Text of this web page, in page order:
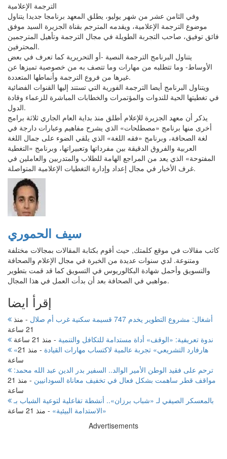
الترجمة الإعلامية
وفي الثامن عشر من شهر يوليو، يطلق المعهد برنامجا جديدا يتناول
موضوع الترجمة الإعلامية، ويقدمه المترجم بقناة الجزيرة السيد موفق
فائق توفيق، صاحب التجربة الطويلة في مجال الترجمة وتأهيل المترجمين
المحترفين.
يتناول البرنامج الترجمة النصية -أو التحريرية كما تعرف في بعض
الأوساط- وما تتطلبه من مهارات وما تتصف به من خصوصية تميزها عن
غيرها من فروع الترجمة وأنماطها المتعددة.
ويتناول البرنامج أيضا الترجمة الفورية التي تستند إليها القنوات الفضائية
في تغطيتها الحية للندوات والمؤتمرات والخطابات المباشرة للزعماء وقادة
الدول.
يذكر أن معهد الجزيرة للإعلام أطلق منذ بداية العام الجاري ثلاثة برامج
أخرى منها برنامج «مصطلحات» الذي يشرح مفاهيم وعبارات دارجة في
لغة الصحافة، وبرنامج «فقه اللغة» الذي يلقي الضوء على جمال اللغة
العربية والفروق الدقيقة بين مفرداتها وتعبيراتها، وبرنامج «التغطية
المفتوحة» الذي يعد من المراجع الهامة للطلاب والمتدربين والعاملين في
غرف الأخبار في مجال إعداد وإدارة التغطيات الإعلامية المتواصلة.
سيف الحموري
كاتب مقالات في موقع كلمتك, حيث أقوم بكتابة المقالات بمجالات مختلفة
ومتنوعة. لدي سنوات عديدة من الخبرة في مجال الإعلام والصحافة
والتسويق وأحمل شهادة البكالوريوس في التسويق كما قد قمت بتطوير
مواهبي في الصحافة بعد أن بدأت العمل في هذا المجال.
إقرأ ايضا
أشغال: مشروع التطوير يخدم 747 قسيمة سكنية غرب أم صلال - منذ
21 ساعة
ندوة تعريفية: «الوقف» أداة مستدامة للتكافل والتنمية - منذ 21 ساعة
«هارفارد التشريعي» تجربة عالمية لاكتساب مهارات القيادة -
منذ 21
ساعة
مواقف قطر ساهمت بشكل فعال في تخفيف معاناة السودانيين -
منذ 21
ساعة
بالمعسكر الصيفي لـ «شباب برزان».. أنشطة تفاعلية لتوعية الشباب بـ
«الاستدامة البيئية» - منذ 21 ساعة
Advertisements